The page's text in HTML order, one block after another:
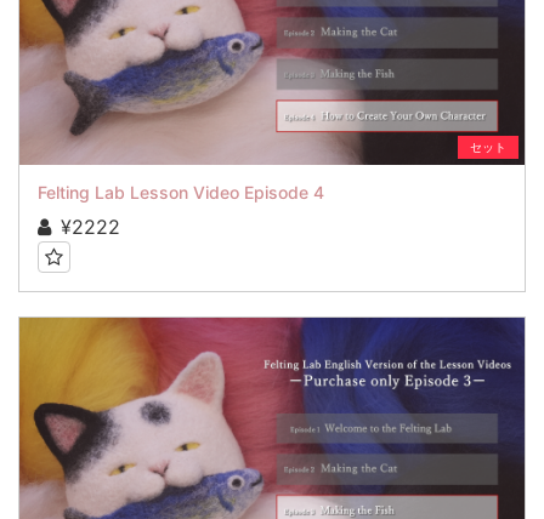
セット
Felting Lab Lesson Video Episode 4
¥2222